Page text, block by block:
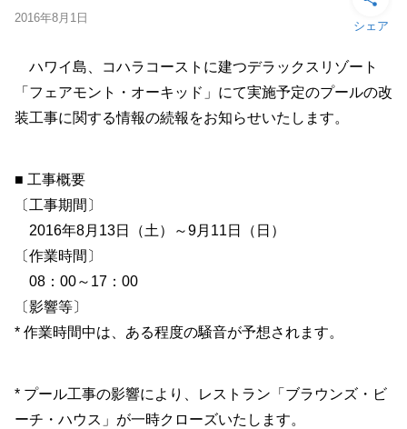
2016年8月1日
シェア
ハワイ島、コハラコーストに建つデラックスリゾート
「フェアモント・オーキッド」にて実施予定のプールの改
装工事に関する情報の続報をお知らせいたします。
■ 工事概要
〔工事期間〕
2016年8月13日（土）～9月11日（日）
〔作業時間〕
08：00～17：00
〔影響等〕
* 作業時間中は、ある程度の騒音が予想されます。
* プール工事の影響により、レストラン「ブラウンズ・ビ
ーチ・ハウス」が一時クローズいたします。